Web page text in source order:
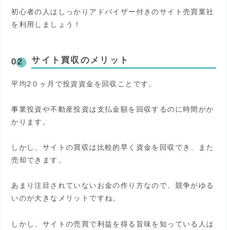
初心者の人はしっかりアドバイザー付きのサイト売買業社
を利用しましょう！
サイト買収のメリット
平均2０ヶ月で投資資金を回収ことです。
事業投資や不動産投資は支払金額を回収するのに時間がか
かります。
しかし、サイトの買収は比較的早く資金を回収でき、また
売却できます。
あまり注目されていないお金の作り方なので、競争がゆる
いのが大きなメリットですね。
しかし、サイトの売買で利益を得る旨味を知っている人は